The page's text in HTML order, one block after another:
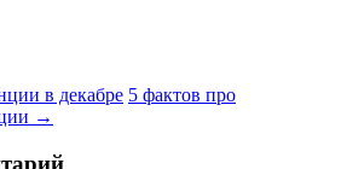
в декабре 5 фактов про
→